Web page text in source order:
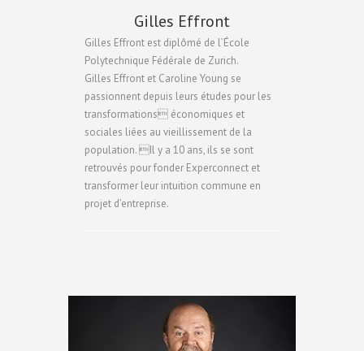
Gilles Effront
Gilles Effront est diplômé de l’École
Polytechnique Fédérale de Zurich.
Gilles Effront et Caroline Young se
passionnent depuis leurs études pour les
transformations économiques et
sociales liées au vieillissement de la
population. Il y a 10 ans, ils se sont
retrouvés pour fonder Experconnect et
transformer leur intuition commune en
projet d’entreprise.